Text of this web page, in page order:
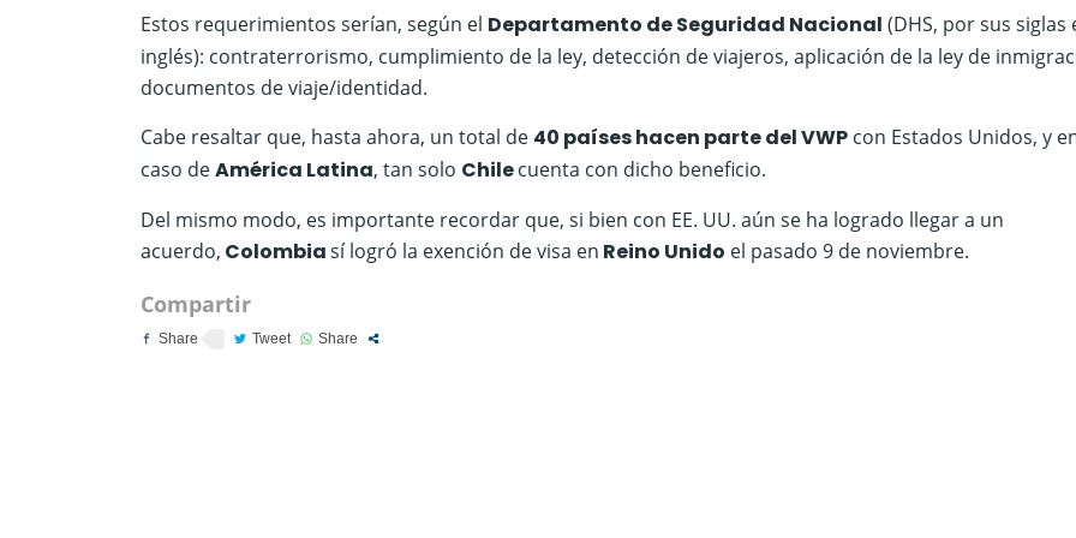
Estos requerimientos serían, según el Departamento de Seguridad Nacional (DHS, por sus siglas
inglés): contraterrorismo, cumplimiento de la ley, detección de viajeros, aplicación de la ley de
documentos de viaje/identidad.
Cabe resaltar que, hasta ahora, un total de 40 países hacen parte del VWP con Estados Unidos, y
caso deAmérica Latina, tan solo Chilecuenta con dicho beneficio.
Del mismo modo, es importante recordar que, si bien con EE. UU. aún se ha logrado llegar a un
acuerdo, Colombiasí logró la exención de visa en Reino Unido el pasado 9 de noviembre.
Compartir